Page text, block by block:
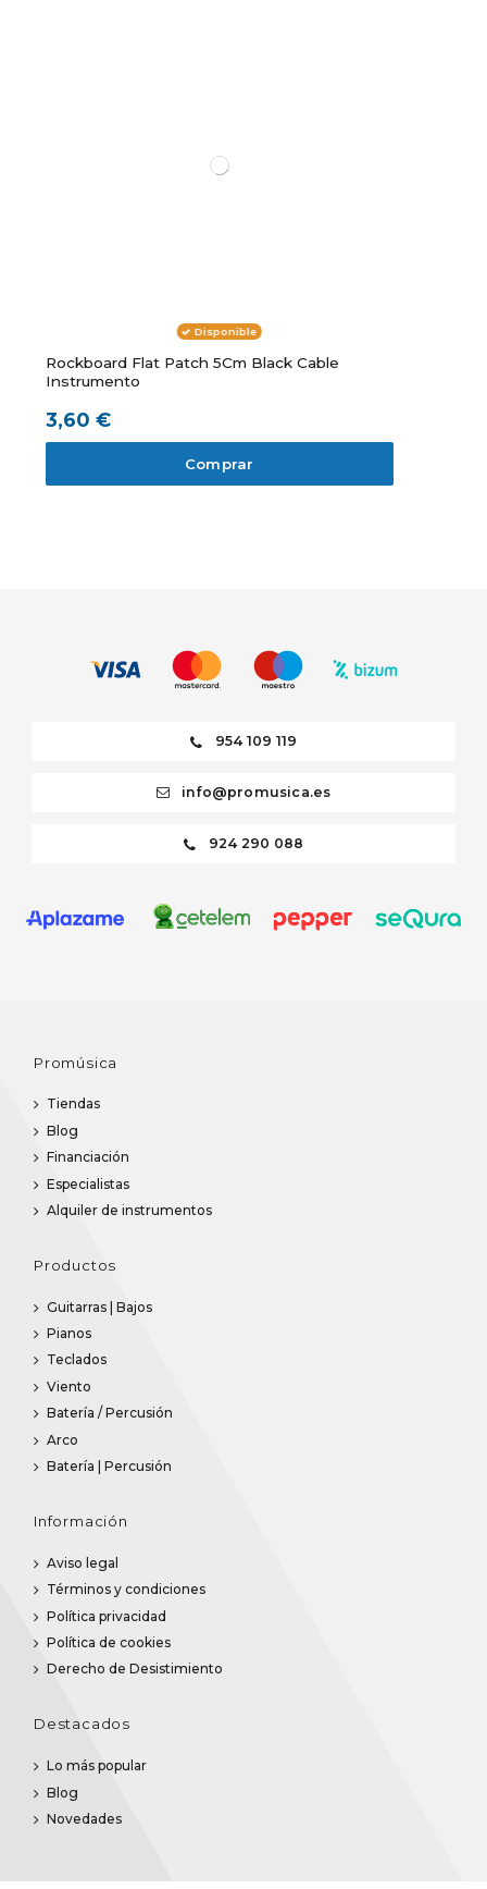
Disponible
Rockboard Flat Patch 5Cm Black Cable
Instrumento
3,60 €
Comprar
954 109 119
info@promusica.es
924 290 088
Promúsica
Tiendas
Blog
Financiación
Especialistas
Alquiler de instrumentos
Productos
Guitarras | Bajos
Pianos
Teclados
Viento
Batería / Percusión
Arco
Batería | Percusión
Información
Aviso legal
Términos y condiciones
Política privacidad
Política de cookies
Derecho de Desistimiento
Destacados
Lo más popular
Blog
Novedades